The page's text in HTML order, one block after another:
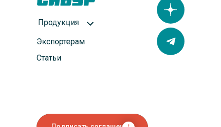
Продукция
Статьи
Экспортерам